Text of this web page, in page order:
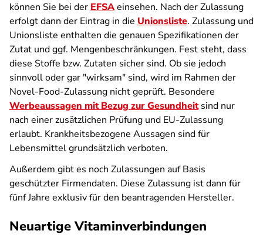
können Sie bei der EFSAeinsehen. Nach der Zulassung
erfolgt dann der Eintrag in die Unionsliste. Zulassung und
Unionsliste enthalten die genauen Spezifikationen der
Zutat und ggf. Mengenbeschränkungen. Fest steht, dass
diese Stoffe bzw. Zutaten sicher sind. Ob sie jedoch
sinnvoll oder gar "wirksam" sind, wird im Rahmen der
Novel-Food-Zulassung nicht geprüft. Besondere
Werbeaussagen mit Bezug zur Gesundheitsind nur
nach einer zusätzlichen Prüfung und EU-Zulassung
erlaubt. Krankheitsbezogene Aussagen sind für
Lebensmittel grundsätzlich verboten.
Außerdem gibt es noch Zulassungen auf Basis
geschützter Firmendaten. Diese Zulassung ist dann für
fünf Jahre exklusiv für den beantragenden Hersteller.
Neuartige Vitaminverbindungen